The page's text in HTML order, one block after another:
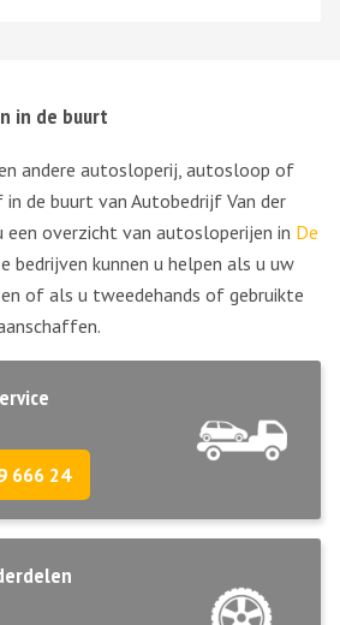
in de buurt
andere autosloperij, autosloop of
de buurt van Autobedrijf Van der
een overzicht van autosloperijen in De
bedrijven kunnen u helpen als u uw
of als u tweedehands of gebruikte
666 24